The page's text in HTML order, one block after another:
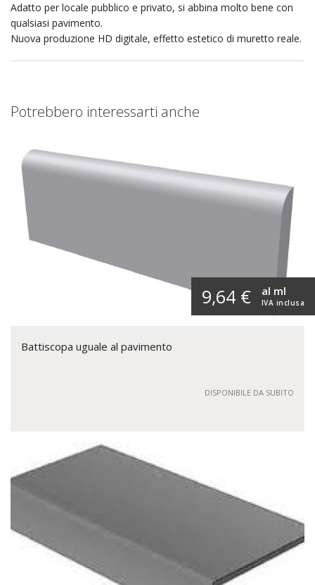
Adatto per locale pubblico e privato, si abbina molto bene con
qualsiasi pavimento.
Nuova produzione HD digitale, effetto estetico di muretto reale.
Potrebbero interessarti anche
9,64 € IVA inclusa
al ml
Battiscopa uguale al pavimento
DISPONIBILE DA SUBITO